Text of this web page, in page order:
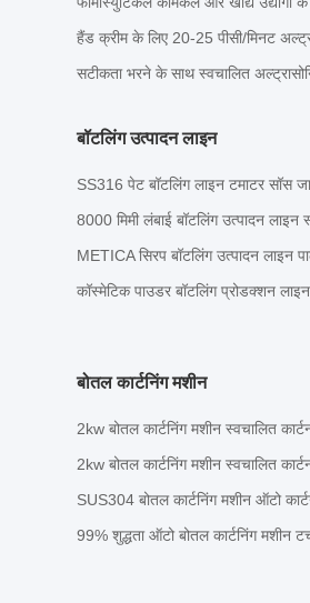
हैंड क्रीम के लिए 20-25 पीसी/मिनट
सटीकता भरने के साथ स्वचालित
बॉटलिंग उत्पादन लाइन
SS316 पेट बॉटलिंग लाइन टमाटर सॉस
8000 मिमी लंबाई बॉटलिंग उत्पादन लाइन
METICA सिरप बॉटलिंग उत्पादन लाइन
कॉस्मेटिक पाउडर बॉटलिंग प्रोडक्शन
बोतल कार्टनिंग मशीन
2kw बोतल कार्टनिंग मशीन स्वचालित
2kw बोतल कार्टनिंग मशीन स्वचालित
SUS304 बोतल कार्टनिंग मशीन ऑटो
99% शुद्धता ऑटो बोतल कार्टनिंग